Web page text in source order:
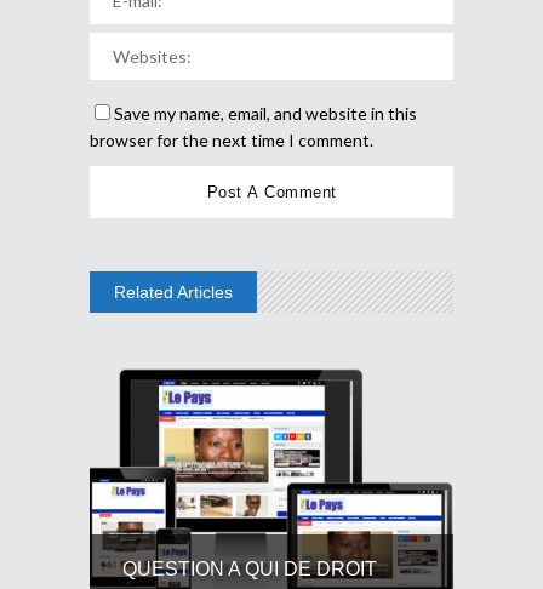
Save my name, email, and website in this
browser for the next time I comment.
Related Articles
QUESTION A QUI DE DROIT